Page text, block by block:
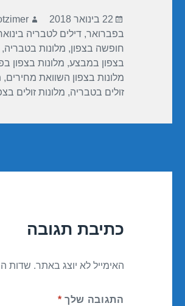
o
o
k
p
p
פורסם
בתאריך
22 בינואר 2018 מחבר
בפברואר,דילים לטבריה
חופשה בצפון, מלונות בטבריה,
בצפון במבצע, מלונות בצפון
מלונות בצפון השוואת מחירים,
זולים בטבריה, מלונות זולים
כתיבת תגובה
האימייל לא יוצג באתר. שדות
התגובה שלך *